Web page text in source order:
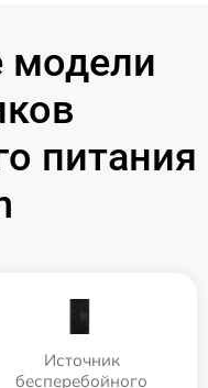
модели
питания
Источник
бесперебойного